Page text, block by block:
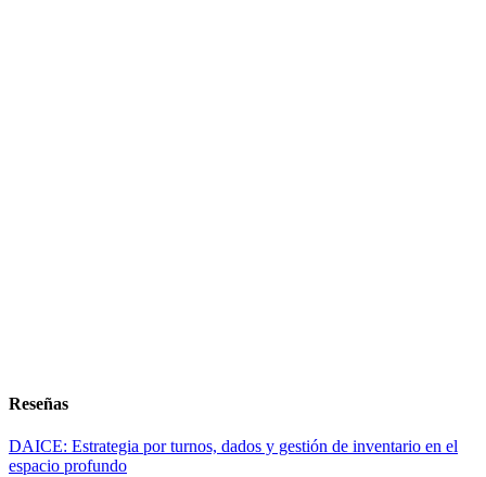
Reseñas
DAICE: Estrategia por turnos, dados y gestión de inventario en el
espacio profundo